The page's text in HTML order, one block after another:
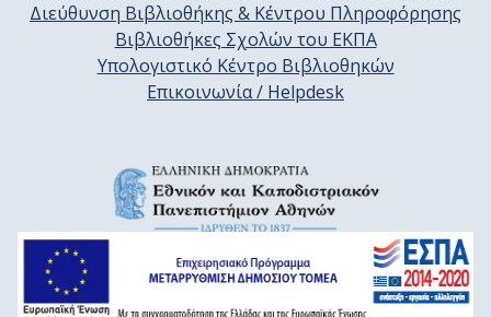
Διεύθυνση Βιβλιοθήκης & Κέντρου Πληροφόρησης
Βιβλιοθήκες Σχολών του ΕΚΠΑ
Υπολογιστικό Κέντρο Βιβλιοθηκών
Επικοινωνία / Helpdesk